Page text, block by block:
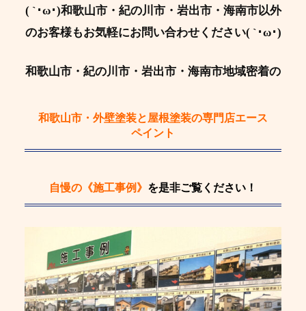
( `･ω･)和歌山市・紀の川市・岩出市・海南市以外
のお客様もお気軽にお問い合わせください( `･ω･)
和歌山市・紀の川市・岩出市・海南市地域密着の
和歌山市・外壁塗装と屋根塗装の専門店エース
ペイント
自慢の《施工事例》 を是非ご覧ください！